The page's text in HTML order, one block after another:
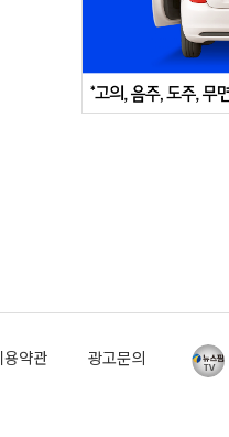
용약관 광고문의